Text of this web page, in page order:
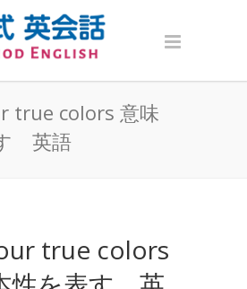
true colors 意味
英語
true colors